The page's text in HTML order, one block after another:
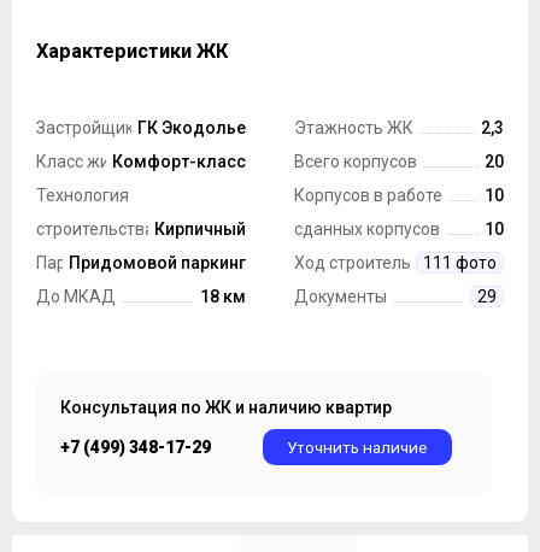
Характеристики ЖК
Застройщик ГК Экодолье
Класс жильяКомфорт-класс
Технология
строительства Кирпичный
Парковка
Придомовой паркинг
До МКАД
18 км
Этажность ЖК
2,3
Всего корпусов
20
Корпусов в работе
10
сданных корпусов
10
Ход строительства111 фото
Документы
29
Консультация по ЖК и наличию квартир
+7 (499) 348-17-29 Уточнить наличие